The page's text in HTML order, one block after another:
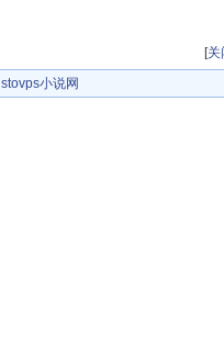
[关
stovps小说网